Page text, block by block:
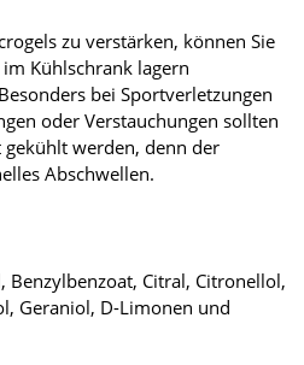
zu verstärken, können Sie
Kühlschrank lagern
bei Sportverletzungen
oder Verstauchungen sollten
werden, denn der
Abschwellen.
Benzylbenzoat, Citral, Citronellol,
Geraniol, D-Limonen und